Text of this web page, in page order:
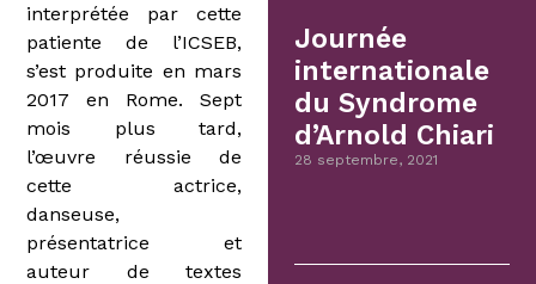
interprétée par cette
patiente de l’ICSEB,
s’est produite en mars
2017 en Rome. Sept
mois plus tard,
l’œuvre réussie de
cette actrice,
danseuse,
présentatrice et
auteur de textes
Journée
internationale
du Syndrome
d’Arnold Chiari
28 septembre, 2021